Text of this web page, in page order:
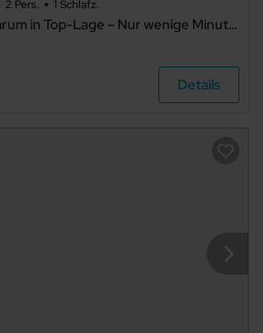
2 Pers. 1 Schlafz.
Ferienwohnung Amrum in Top-Lage – Nur wenige Minuten zum Strand | Balkon & WLAN
Details